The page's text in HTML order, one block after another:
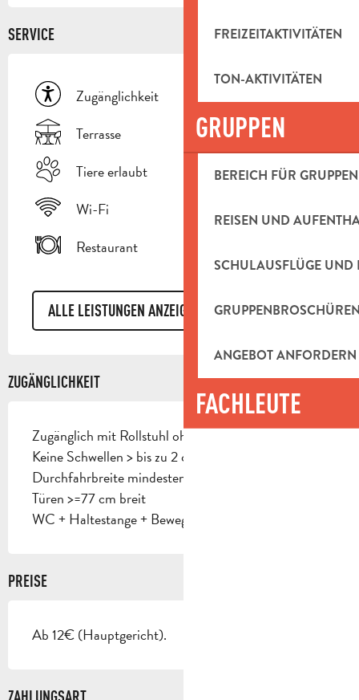
FREIZEITAKTIVITÄTEN
TON-AKTIVITÄTEN
GRUPPEN
BEREICH FÜR GRUPPEN
REISEN UND
SCHULAUSFLÜGE UND
ANGEBOT ANFORDERN
FACHLEUTE
SERVICE
Zugänglichkeit
Terrasse
Tiere erlaubt
Wi-Fi
Restaurant
ALLE LEISTUNGEN ANZEIGEN
ZUGÄNGLICHKEIT
Zugänglich mit Rollstuhl ohne Hilfe
Keine Schwellen > bis zu 2 cm
Durchfahrbreite mindestens 90 cm
Türen >=77 cm breit
WC + Haltestange + Bewegungsraum
PREISE
Ab 12€ (Hauptgericht).